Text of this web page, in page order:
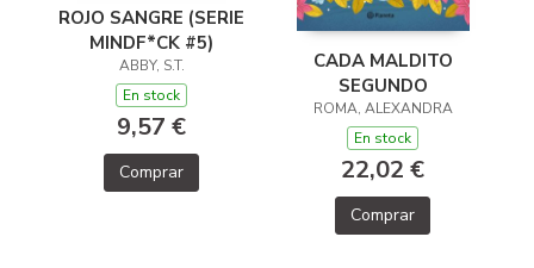
ROJO SANGRE (SERIE
MINDF*CK #5)
ABBY, S.T.
En stock
9,57 €
Comprar
CADA MALDITO
SEGUNDO
ROMA, ALEXANDRA
En stock
22,02 €
Comprar